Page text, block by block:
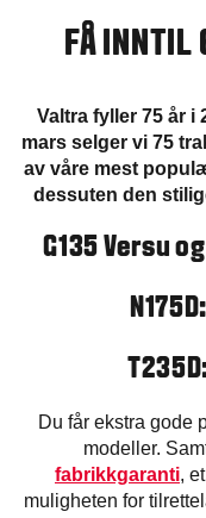
FÅ INNTIL
Valtra fyller 75 år i
mars selger vi 75
av våre mest
dessuten den
G135 Versu
Du får ekstra gode
modeller.
fabrikkgaranti,
muligheten for